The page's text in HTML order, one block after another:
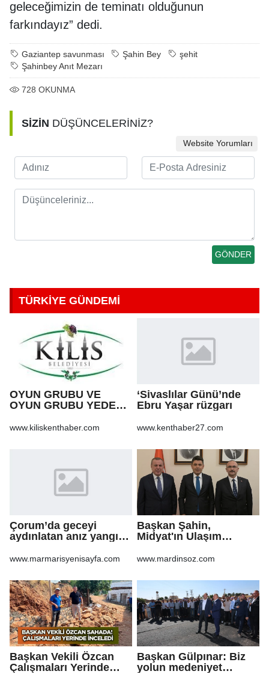
geleceğimizin de teminatı olduğunun
farkındayız” dedi.
Gaziantep savunması Şahin Bey
şehit
Şahinbey Anıt Mezarı
728 OKUNMA
SİZİN DÜŞÜNCELERİNİZ?
Website Yorumları
TÜRKİYE GÜNDEMİ
OYUN GRUBU VE
OYUN GRUBU YEDEK
www.kiliskenthaber.com
‘Sivaslılar Günü’nde
Ebru Yaşar rüzgarı
www.kenthaber27.com
Çorum’da geceyi
aydınlatan anız yangını
www.marmarisyenisayfa.com
Başkan Şahin,
Midyat'ın Ulaşım
Taşıdı
www.mardinsoz.com
Başkan Vekili Özcan
Çalışmaları Yerinde
Başkan Gülpınar: Biz
yolun medeniyet